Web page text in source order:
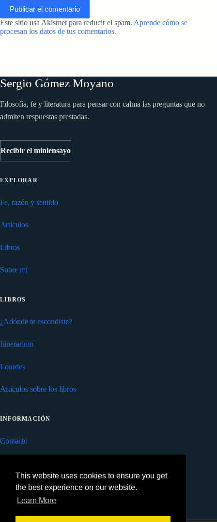
This website uses cookies to ensure you get
the best experience on our website.
Learn More
Publicar el comentario
Este sitio usa Akismet para reducir el spam. Aprende cómo se
procesan los datos de tus comentarios.
Sergio Gómez Moyano
Filosofía, fe y literatura para pensar con calma las preguntas que no
admiten respuestas prestadas.
Recibir el miniensayo
EXPLORAR
Fe, razón y sentido
Artículos
Libros
Sobre mí
LIBROS
¿Adónde te escondiste?
Itinerarium
Lourdes
Artículos sobre los libros
INFORMACIÓN
Contacto
Cookies